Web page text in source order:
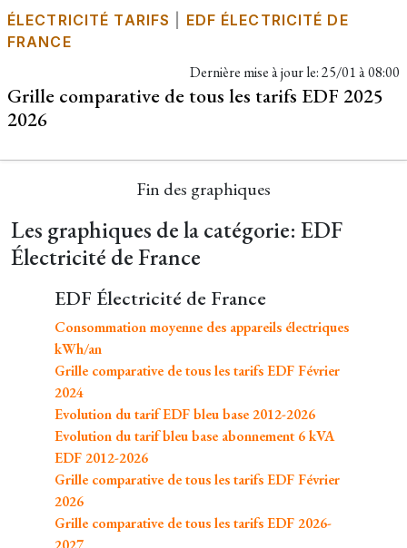
ÉLECTRICITÉ TARIFS
EDF ÉLECTRICITÉ DE
FRANCE
Dernière mise à jour le:25/01 à 08:00
Grille comparative de tous les tarifs EDF 2025
2026
Fin des graphiques
Les graphiques de la catégorie: EDF
Électricité de France
EDF Électricité de France
Consommation moyenne des appareils électriques
kWh/an
Grille comparative de tous les tarifs EDF Février
2024
Evolution du tarif EDF bleu base 2012-2026
Evolution du tarif bleu base abonnement 6 kVA
EDF 2012-2026
Grille comparative de tous les tarifs EDF Février
2026
Grille comparative de tous les tarifs EDF 2026-